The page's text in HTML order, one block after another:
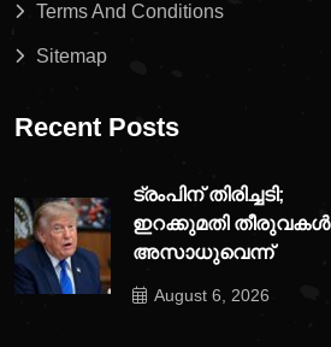
Terms And Conditions
Sitemap
Recent Posts
ട്രംപിന് തിരിച്ചടി;
ഇറക്കുമതി തീരുവകൾ
അസാധുവെന്ന്
August 6, 2026